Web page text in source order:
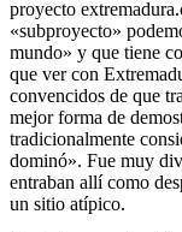
proyecto
«subproyecto»
mundo» y que tiene
que ver con
convencidos de que
mejor forma de
tradicionalmente
dominó». Fue muy
entraban allí como
un sitio atípico.